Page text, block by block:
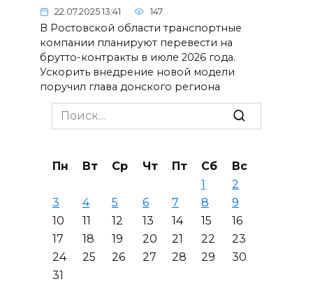
22.07.2025 13:41 147
В Ростовской области транспортные
компании планируют перевести на
брутто-контракты в июле 2026 года.
Ускорить внедрение новой модели
поручил глава донского региона
Search
for:
Пн Вт Ср Чт Пт Сб
Вс
1
2
3
4 5 6 7 8
9
10
11 12 13 14 15
16
17
18 19 20 21 22
23
24
25 26 27 28 29
30
31